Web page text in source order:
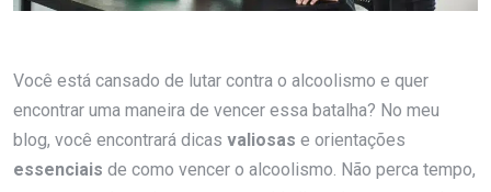
Você está cansado de lutar contra o alcoolismo e quer
encontrar uma maneira de vencer essa batalha? No meu
blog, você encontrará dicas valiosas e orientações
essenciais de como vencer o alcoolismo. Não perca tempo,